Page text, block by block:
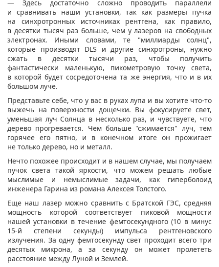
— Здесь достаточно сложно проводить параллели
и сравнивать наши установки, так как размеры пучка
на синхротронных источниках рентгена, как правило,
в десятки тысяч раз больше, чем у лазеров на свободных
электронах. Иными словами, те "миллиарды солнц",
которые производят DLS и другие синхротроны, нужно
сжать в десятки тысячи раз, чтобы получить
фантастически маленькую, пикометровую точку света,
в которой будет сосредоточена та же энергия, что и в их
большом луче.
Представьте себе, что у вас в руках лупа и вы хотите что-то
выжечь на поверхности дощечки. Вы фокусируете свет,
уменьшая луч Солнца в несколько раз, и чувствуете, что
дерево прогревается. Чем больше "сжимается" луч, тем
горячее его пятно, и в конечном итоге он прожигает
не только дерево, но и металл.
Нечто похожее происходит и в нашем случае, мы получаем
пучок света такой яркости, что можем решать любые
мыслимые и немыслимые задачи, как гиперболоид
инженера Гарина из романа Алексея Толстого.
Еще наш лазер можно сравнить с Братской ГЭС, средняя
мощность которой соответствует пиковой мощности
нашей установки в течение фемтосекундного (10 в минус
15-й степени секунды) импульса рентгеновского
излучения. За одну фемтосекунду свет проходит всего три
десятых микрона, а за секунду он может пролететь
расстояние между Луной и Землей.